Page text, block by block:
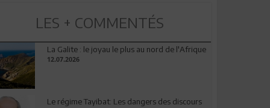
LES + COMMENTÉS
La Galite : le joyau le plus au nord de l'Afrique
12.07.2026
Le régime Tayibat: Les dangers des discours